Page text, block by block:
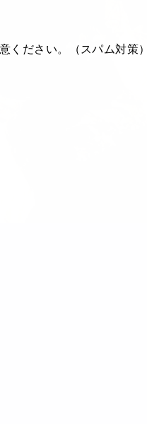
ください。（スパム対策）